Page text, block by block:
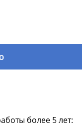
более 5 лет: